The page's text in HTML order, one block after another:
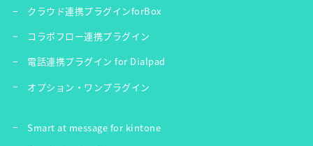
クラウド連携プラグインforBox
コラボフロー連携プラグイン
電話連携プラグイン for Dialpad
オプション・ワンプラグイン
Smart at message for kintone